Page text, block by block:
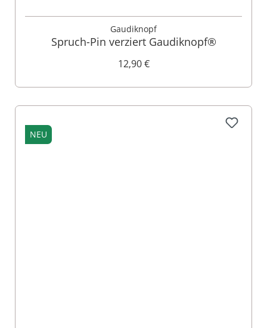
Gaudiknopf
Spruch-Pin verziert Gaudiknopf®
12,90 €
NEU